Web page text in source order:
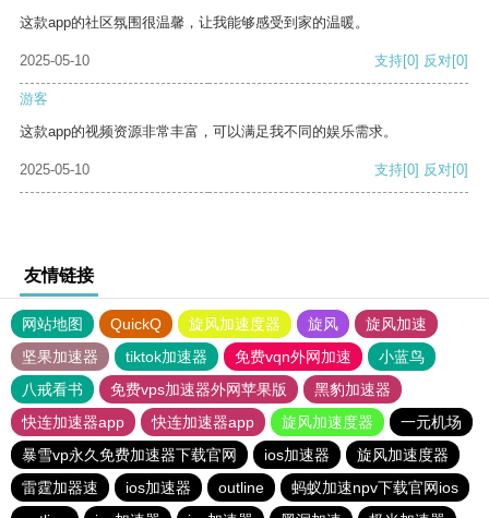
这款app的社区氛围很温馨，让我能够感受到家的温暖。
2025-05-10 支持[0] 反对[0]
游客
这款app的视频资源非常丰富，可以满足我不同的娱乐需求。
2025-05-10 支持[0] 反对[0]
友情链接
网站地图 QuickQ 旋风加速度器 旋风
旋风加速
坚果加速器
tiktok加速器 免费vqn外网加速
小蓝鸟
八戒看书
免费vps加速器外网苹果版
黑豹加速器
快连加速器app
快连加速器app 旋风加速度器
一元机场
暴雪vp永久免费加速器下载官网
ios加速器
旋风加速度器
雷霆加器速
ios加速器 outline
蚂蚁加速npv下载官网ios